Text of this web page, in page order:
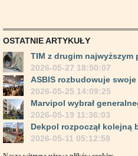
OSTATNIE ARTYKUŁY
TIM z drugim najwyższym
2026-05-27 18:50:07
ASBIS rozbudowuje swoje
2026-05-25 14:09:25
Marvipol wybrał
2026-05-19 11:36:03
Dekpol rozpoczął kolejną
2026-05-11 05:12:58